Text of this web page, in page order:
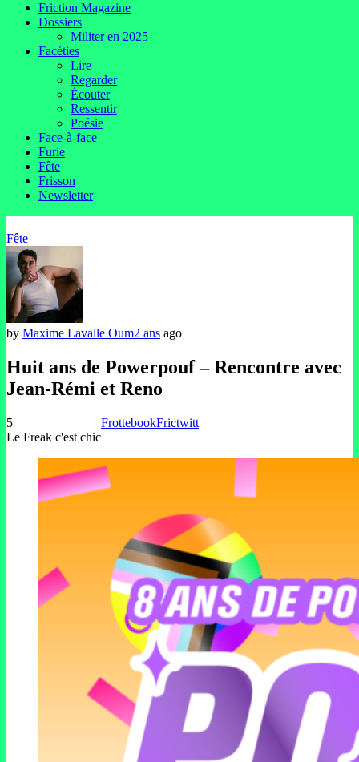
Friction Magazine
Dossiers
Militer en 2025
Facéties
Lire
Regarder
Écouter
Ressentir
Poésie
Face-à-face
Furie
Fête
Frisson
Newsletter
Fête
by Maxime Lavalle Oum2 ans ago
Huit ans de Powerpouf – Rencontre avec
Jean-Rémi et Reno
5
Le Freak c'est chic
FrottebookFrictwitt